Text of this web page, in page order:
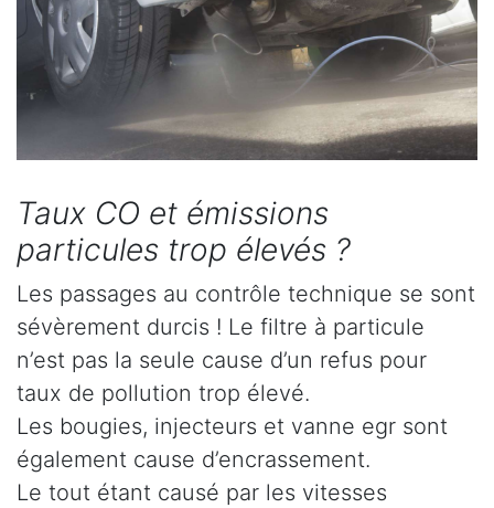
Taux CO et émissions
particules trop élevés ?
Les passages au contrôle technique se sont
sévèrement durcis ! Le filtre à particule
n’est pas la seule cause d’un refus pour
taux de pollution trop élevé.
Les bougies, injecteurs et vanne egr sont
également cause d’encrassement.
Le tout étant causé par les vitesses